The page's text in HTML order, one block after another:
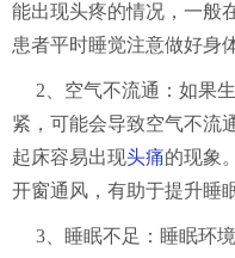
能出现头疼的情况，一般
患者平时睡觉注意做好身
2、空气不流通：如果
紧，可能会导致空气不流
起床容易出现头痛的现象
开窗通风，有助于提升睡
3、睡眠不足：睡眠环